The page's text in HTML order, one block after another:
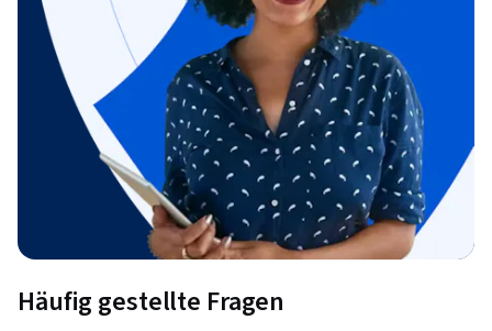
Häufig gestellte Fragen